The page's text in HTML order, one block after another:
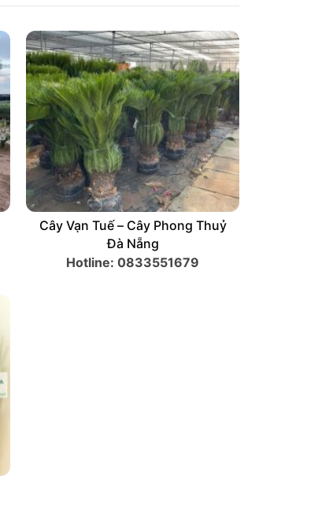
Cây Tuyết Sơn Phi Hồng ( Tuyết
Sơn Phi Hồ)
Hotline: 0833551679